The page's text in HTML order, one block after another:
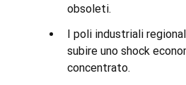
obsoleti.
I poli industriali
subire uno shock
concentrato.